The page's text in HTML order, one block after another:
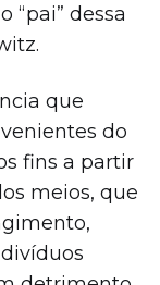
“pai” dessa
que
do
fins a partir
meios, que